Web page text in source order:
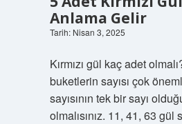
Anlama Gelir
Tarih: Nisan 3, 2025
Kırmızı gül kaç adet
buketlerin sayısı çok
sayısının tek bir sayı
olmalısınız. 11, 41, 63 gül